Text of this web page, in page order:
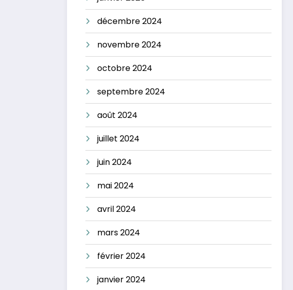
décembre 2024
novembre 2024
octobre 2024
septembre 2024
août 2024
juillet 2024
juin 2024
mai 2024
avril 2024
mars 2024
février 2024
janvier 2024